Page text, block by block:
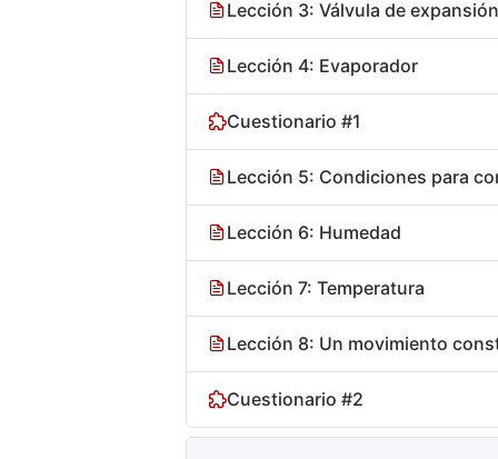
Lección 3: Válvula de expansión
Lección 4: Evaporador
Cuestionario #1
Lección 5: Condiciones para
Lección 6: Humedad
Lección 7: Temperatura
Lección 8: Un movimiento
Cuestionario #2